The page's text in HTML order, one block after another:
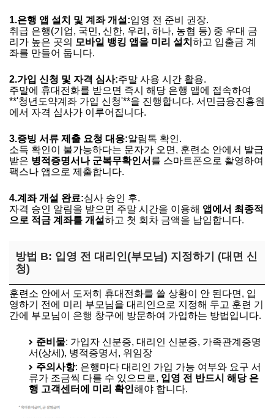
1.은행 앱 설치 및 계좌 개설:입영 전 준비 권장.
취급 은행(기업, 국민, 신한, 우리, 하나, 농협 등) 중 우대 금
리가 높은 곳의 모바일 뱅킹 앱을 미리 설치 하고 입출금 계
좌를 만들어 둡니다.
2.가입 신청 및 자격 심사:주말 사용 시간 활용.
주말에 휴대전화를 받으면 즉시 해당 은행 앱에 접속하여
**'청년도약계좌 가입 신청'**을 진행합니다. 서민금융진흥원
에서 자격 심사가 이루어집니다.
3.증빙 서류 제출 요청 대응:알림톡 확인.
소득 확인이 불가능하다는 문자가 오면, 훈련소 안에서 발급
받은 병적증명서나 군복무확인서 를 스마트폰으로 촬영하여
팩스나 앱으로 제출합니다.
4.계좌 개설 완료:심사 승인 후.
자격 승인 알림을 받으면 주말 시간을 이용해 앱에서 최종적
으로 적금 계좌를 개설하고 첫 회차 금액을 납입합니다.
방법 B: 입영 전 대리인(부모님) 지정하기 (대면 신
청)
훈련소 안에서 도저히 휴대전화를 쓸 상황이 안 된다면, 입
영하기 전에 미리 부모님을 대리인으로 지정해 두고 훈련 기
간에 부모님이 은행 창구에 방문하여 가입하는 방법입니다.
준비물: 가입자 신분증, 대리인 신분증, 가족관계증명
서(상세), 병적증명서, 위임장
주의사항: 은행마다 대리인 가입 가능 여부와 요구 서
류가 조금씩 다를 수 있으므로, 입영 전 반드시 해당 은
행 고객센터에 미리 확인해야 합니다.